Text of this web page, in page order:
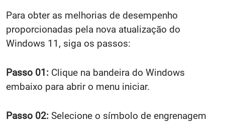
Para obter as melhorias de desempenho
proporcionadas pela nova atualização do
Windows 11, siga os passos:
Passo 01: Clique na bandeira do Windows
embaixo para abrir o menu iniciar.
Passo 02: Selecione o símbolo de engrenagem